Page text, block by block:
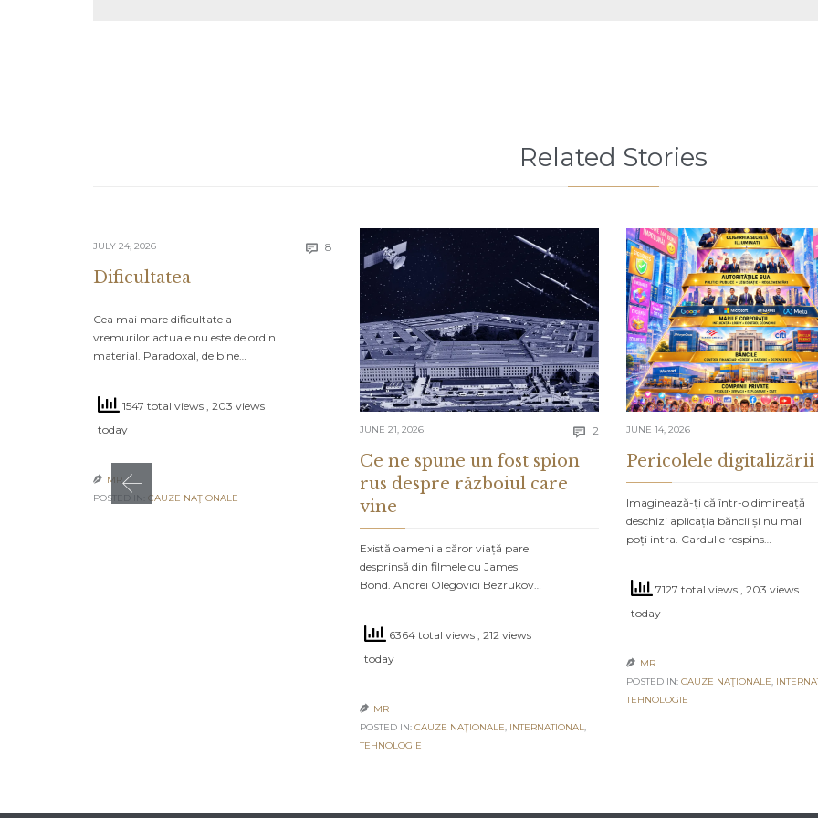
Related Stories
JULY 24, 2026  8 Comments
Dificultatea
Cea mai mare dificultate a
vremurilor actuale nu este de ordin
material. Paradoxal, de bine…
1547 total views , 203 views
today
 MR
POSTED IN: CAUZE NAŢIONALE
JUNE 21, 2026  2 Comments
Ce ne spune un fost spion
rus despre războiul care
vine
Există oameni a căror viață pare
desprinsă din filmele cu James
Bond. Andrei Olegovici Bezrukov…
6364 total views , 212 views
today
 MR
POSTED IN: CAUZE NAŢIONALE, INTERNATIONAL,
TEHNOLOGIE
JUNE 14, 2026
Pericolele digitalizării
Imaginează-ți că într-o dimineață
deschizi aplicația băncii și nu mai
poți intra. Cardul e respins…
7127 total views , 203 views
today
 MR
POSTED IN: CAUZE NAŢIONALE,
TEHNOLOGIE